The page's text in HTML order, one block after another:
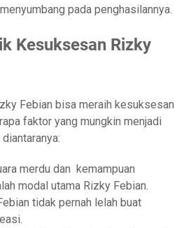
pada penghasilannya.
Kesuksesan Rizky
Febian bisa meraih kesuksesan
faktor yang mungkin menjadi
merdu dan kemampuan
modal utama Rizky Febian.
tidak pernah lelah buat